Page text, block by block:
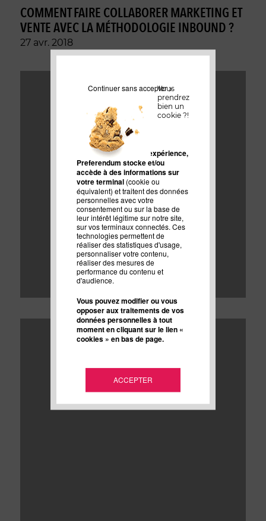
Vous
prendrez
bien un
cookie ?!
Pour améliorer votre expérience,
Preferendum stocke et/ou
accède à des informations sur
votre terminal (cookie ou
équivalent) et traitent des données
personnelles avec votre
consentement ou sur la base de
leur intérêt légitime sur notre site,
sur vos terminaux connectés. Ces
technologies permettent de
réaliser des statistiques d'usage,
personnaliser votre contenu,
réaliser des mesures de
performance du contenu et
d'audience.
Vous pouvez modifier ou vous
opposer aux traitements de vos
données personnelles à tout
moment en cliquant sur le lien «
cookies » en bas de page.
ACCEPTER
Continuer sans accepter >
COMMENT FAIRE COLLABORER MARKETING ET
VENTE AVEC LA MÉTHODOLOGIE INBOUND ?
27 avr. 2018